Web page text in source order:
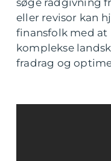
eller revisor kan
finansfolk med at
komplekse
fradrag og